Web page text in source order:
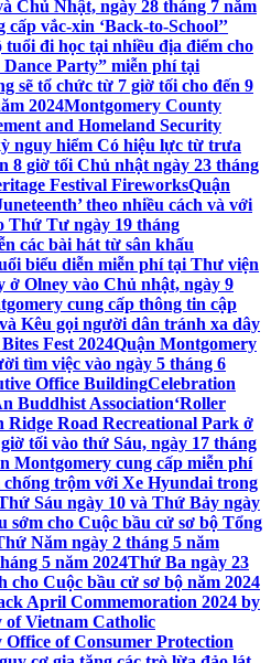
Chủ Nhật, ngày 28 tháng 7 năm
vắc-xin ‘Back-to-School’’
đi học tại nhiều địa điểm cho
Party” miễn phí tại
sẽ tổ chức từ 7 giờ tối cho đến 9
2024Montgomery County
and Homeland Security
nguy hiểm Có hiệu lực từ trưa
8 giờ tối Chủ nhật ngày 23 tháng
Festival FireworksQuận
theo nhiều cách và với
Thứ Tư ngày 19 tháng
các bài hát từ sân khấu
biểu diễn miễn phí tại Thư viện
ở Olney vào Chủ nhật, ngày 9
cung cấp thông tin cập
Kêu gọi người dân tránh xa dây
Fest 2024Quận Montgomery
tìm việc vào ngày 5 tháng 6
Office BuildingCelebration
Buddhist Association‘Roller
Ridge Road Recreational Park ở
tối vào thứ Sáu, ngày 17 tháng
Montgomery cung cấp miễn phí
chống trộm với Xe Hyundai trong
Sáu ngày 10 và Thứ Bảy ngày
sớm cho Cuộc bầu cử sơ bộ Tổng
Năm ngày 2 tháng 5 năm
5 năm 2024Thứ Ba ngày 23
cho Cuộc bầu cử sơ bộ năm 2024
April Commemoration 2024 by
Vietnam Catholic
of Consumer Protection